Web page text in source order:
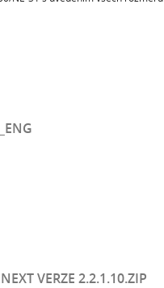
VERZE 2.2.1.10.ZIP